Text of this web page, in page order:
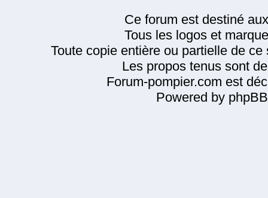
Ce forum est destiné
Tous les logos et
Toute copie entière ou partielle de
Les propos tenus sont
Forum-pompier.com est
Powered by